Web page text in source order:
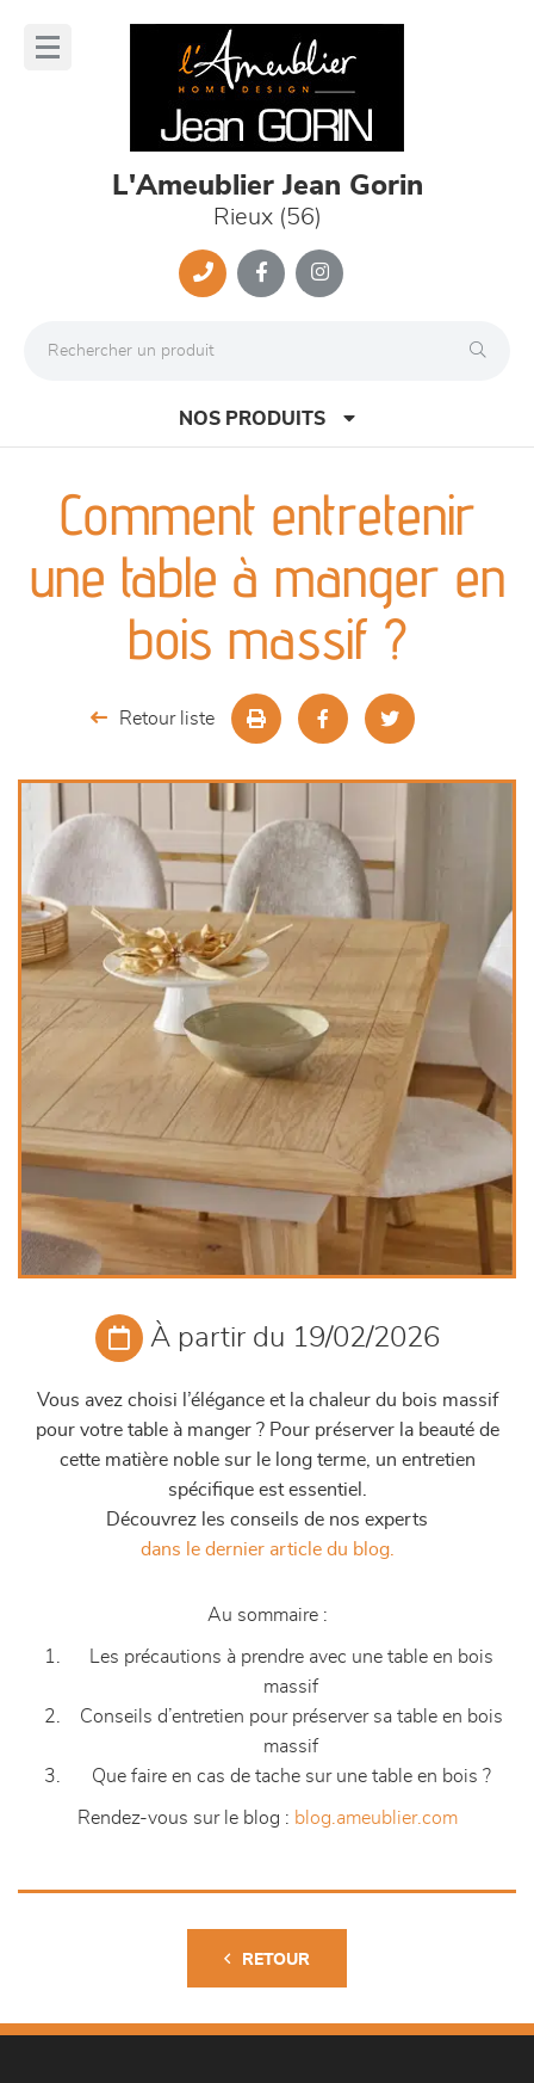
L'Ameublier Jean Gorin
Rieux (56)
NOS PRODUITS
canapés et fauteuils
séjours
chambres et dressing
literie
décoration
Comment entretenir
une table à manger en
bois massif ?
Retour liste
À partir du 19/02/2026
Vous avez choisi l’élégance et la chaleur du bois massif
pour votre table à manger ? Pour préserver la beauté de
cette matière noble sur le long terme, un entretien
spécifique est essentiel.
Découvrez les conseils de nos experts
dans le dernier article du blog.
Au sommaire :
Les précautions à prendre avec une table en bois
massif
Conseils d’entretien pour préserver sa table en bois
massif
Que faire en cas de tache sur une table en bois ?
Rendez-vous sur le blog : blog.ameublier.com
RETOUR